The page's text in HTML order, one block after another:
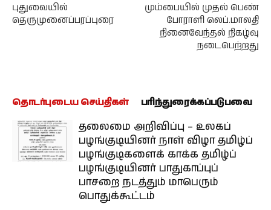
புதுவையில்
தெருமுனைப்பரப்புரை
மும்பையில் முதல் பெண்
போராளி லெப்.மாலதி
நினைவேந்தல் நிகழ்வு
நடைபெற்றது
தொடர்புடைய செய்திகள் பரிந்துரைக்கப்படுபவை
தலைமை அறிவிப்பு – உலகப்
பழங்குடியினர் நாள் விழா தமிழ்ப்
பழங்குடிகளைக் காக்க தமிழ்ப்
பழங்குடியினர் பாதுகாப்புப்
பாசறை நடத்தும் மாபெரும்
பொதுக்கூட்டம்